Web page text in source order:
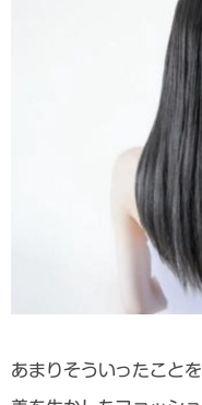
あまりそういったこと